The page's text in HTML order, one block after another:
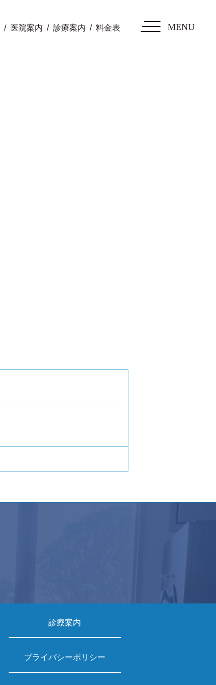
医院案内 診療案内 料金表 MENU
診療案内
プライバシーポリシー